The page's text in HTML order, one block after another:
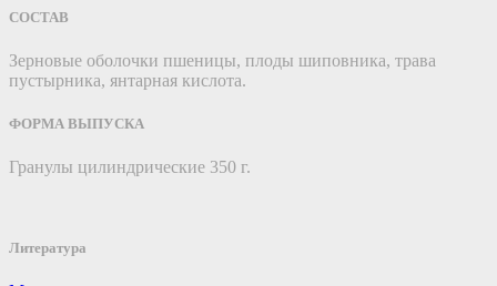
СОСТАВ
Зерновые оболочки пшеницы, плоды шиповника, трава
пустырника, янтарная кислота.
ФОРМА ВЫПУСКА
Гранулы цилиндрические 350 г.
Литература